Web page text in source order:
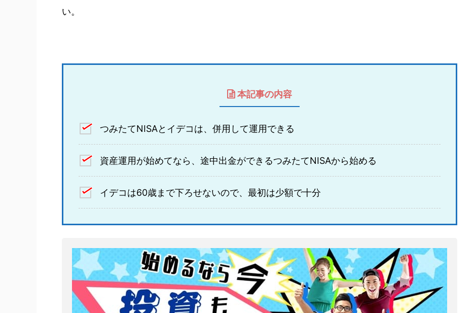
い。
本記事の内容
つみたてNISAとイデコは、併用して運用できる
資産運用が始めてなら、途中出金ができるつみたてNISAから始める
イデコは60歳まで下ろせないので、最初は少額で十分